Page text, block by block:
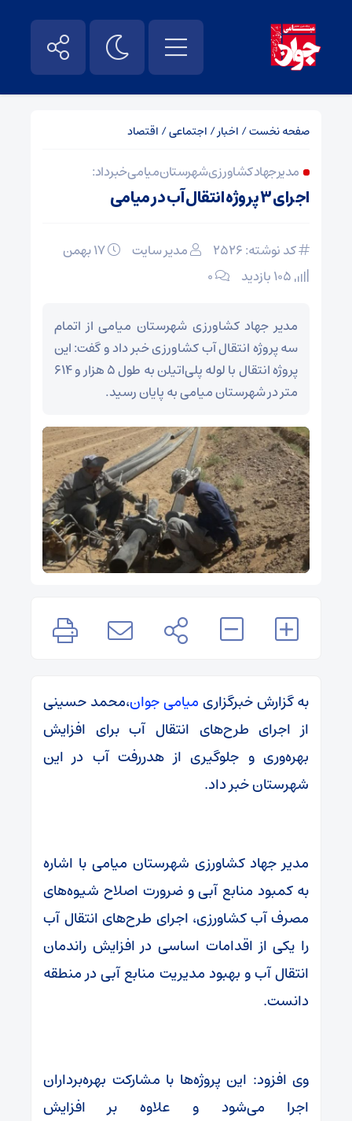
صفحه نخست/ اخبار/ اجتماعی/ اقتصاد
مدیر جهاد کشاورزی شهرستان میامی خبر داد:
اجرای ۳ پروژه انتقال آب در میامی
کد نوشته: 2526 مدیر سایت
۰
مدیر جهاد کشاورزی شهرستان میامی از اتمام
سه پروژه انتقال آب کشاورزی خبر داد و گفت: این
پروژه‌ انتقال با لوله پلی‌اتیلن به طول ۵ هزار و ۶۱۴
متر در شهرستان میامی به پایان رسید.
به گزارش خبرگزاری میامی جوان،محمد حسینی
از اجرای طرح‌های انتقال آب برای افزایش
بهره‌وری و جلوگیری از هدررفت آب در این
شهرستان خبر داد.
مدیر جهاد کشاورزی شهرستان میامی با اشاره
به کمبود منابع آبی و ضرورت اصلاح شیوه‌های
مصرف آب کشاورزی، اجرای طرح‌های انتقال آب
را یکی از اقدامات اساسی در افزایش راندمان
انتقال آب و بهبود مدیریت منابع آبی در منطقه
دانست.
وی افزود: این پروژه‌ها با مشارکت بهره‌برداران
اجرا می‌شود و علاوه بر افزایش